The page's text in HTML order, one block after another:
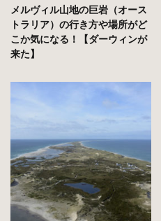
メルヴィル山地の巨岩（オース
トラリア）の行き方や場所がど
こか気になる！【ダーウィンが
来た】